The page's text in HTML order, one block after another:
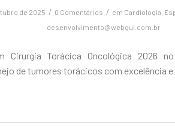
de 2025 / 0 Comentários / em Cardiologia,
desenvolvimento@webgui.com.br
Cirurgia Torácica Oncológica 2026
de tumores torácicos com excelência e